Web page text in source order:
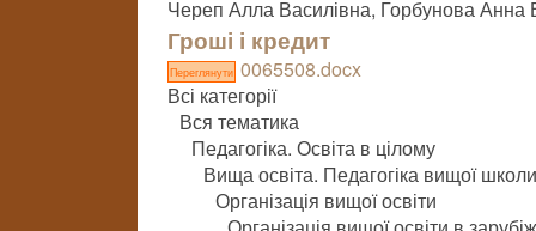
Череп Алла Василівна, Горбунова Анна
Гроші і кредит
Переглянути 0065508.docx
Всі категорії
Вся тематика
Педагогіка. Освіта в цілому
Вища освіта. Педагогіка вищої школи
Організація вищої освіти